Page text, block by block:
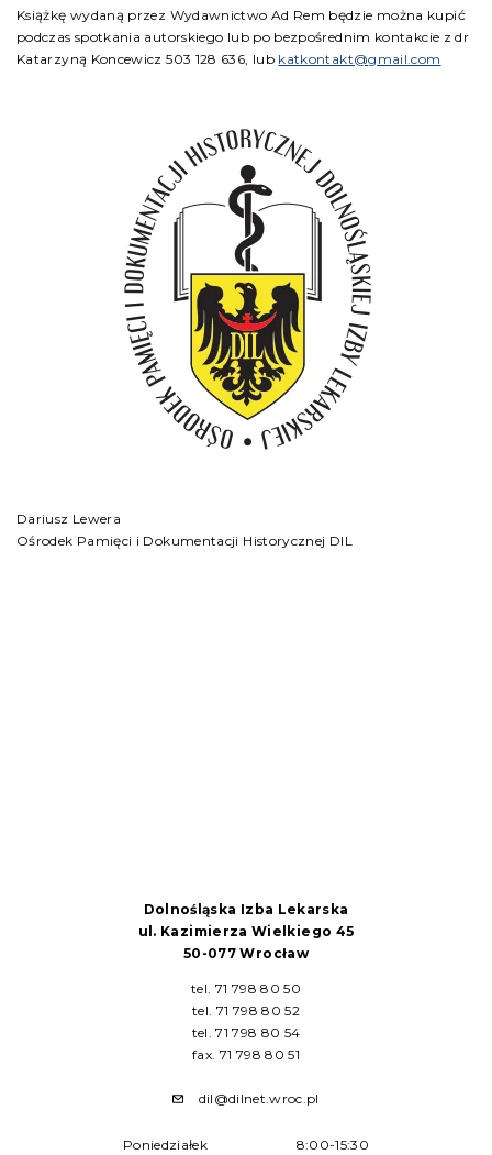
Książkę wydaną przez Wydawnictwo Ad Rem będzie można kupić
podczas spotkania autorskiego lub po bezpośrednim kontakcie z dr
Katarzyną Koncewicz 503 128 636, lub katkontakt@gmail.com
Dariusz Lewera
Ośrodek Pamięci i Dokumentacji Historycznej DIL
Dolnośląska Izba Lekarska
ul. Kazimierza Wielkiego 45
50-077 Wrocław
tel. 71 798 80 50
tel. 71 798 80 52
tel. 71 798 80 54
fax. 71 798 80 51
dil@dilnet.wroc.pl
Poniedziałek 8:00-15:30